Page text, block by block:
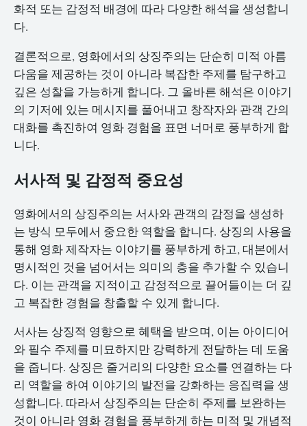
화적 또는 감정적 배경에 따라 다양한 해석을 생성합니
다.
결론적으로, 영화에서의 상징주의는 단순히 미적 아름
다움을 제공하는 것이 아니라 복잡한 주제를 탐구하고
깊은 성찰을 가능하게 합니다. 그 올바른 해석은 이야기
의 기저에 있는 메시지를 풀어내고 창작자와 관객 간의
대화를 촉진하여 영화 경험을 표면 너머로 풍부하게 합
니다.
서사적 및 감정적 중요성
영화에서의 상징주의는 서사와 관객의 감정을 생성하
는 방식 모두에서 중요한 역할을 합니다. 상징의 사용을
통해 영화 제작자는 이야기를 풍부하게 하고, 대본에서
명시적인 것을 넘어서는 의미의 층을 추가할 수 있습니
다. 이는 관객을 지적이고 감정적으로 끌어들이는 더 깊
고 복잡한 경험을 창출할 수 있게 합니다.
서사는 상징적 영향으로 혜택을 받으며, 이는 아이디어
와 필수 주제를 미묘하지만 강력하게 전달하는 데 도움
을 줍니다. 상징은 줄거리의 다양한 요소를 연결하는 다
리 역할을 하여 이야기의 발전을 강화하는 응집력을 생
성합니다. 따라서 상징주의는 단순히 주제를 보완하는
것이 아니라 영화 경험을 풍부하게 하는 미적 및 개념적